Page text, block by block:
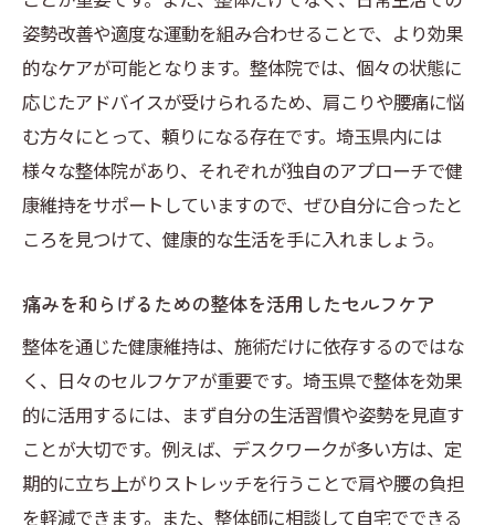
姿勢改善や適度な運動を組み合わせることで、より効果
的なケアが可能となります。整体院では、個々の状態に
応じたアドバイスが受けられるため、肩こりや腰痛に悩
む方々にとって、頼りになる存在です。埼玉県内には
様々な整体院があり、それぞれが独自のアプローチで健
康維持をサポートしていますので、ぜひ自分に合ったと
ころを見つけて、健康的な生活を手に入れましょう。
痛みを和らげるための整体を活用したセルフケア
整体を通じた健康維持は、施術だけに依存するのではな
く、日々のセルフケアが重要です。埼玉県で整体を効果
的に活用するには、まず自分の生活習慣や姿勢を見直す
ことが大切です。例えば、デスクワークが多い方は、定
期的に立ち上がりストレッチを行うことで肩や腰の負担
を軽減できます。また、整体師に相談して自宅でできる